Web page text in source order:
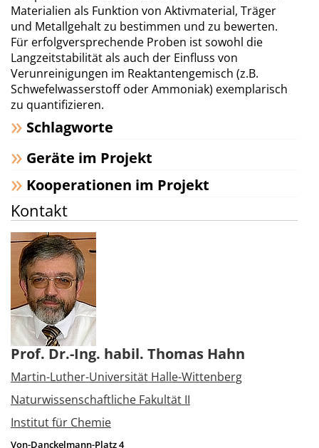
Materialien als Funktion von Aktivmaterial, Träger
und Metallgehalt zu bestimmen und zu bewerten.
Für erfolgversprechende Proben ist sowohl die
Langzeitstabilität als auch der Einfluss von
Verunreinigungen im Reaktantengemisch (z.B.
Schwefelwasserstoff oder Ammoniak) exemplarisch
zu quantifizieren.
Schlagworte
Geräte im Projekt
Kooperationen im Projekt
Kontakt
Prof. Dr.-Ing. habil. Thomas Hahn
Martin-Luther-Universität Halle-Wittenberg
Naturwissenschaftliche Fakultät II
Institut für Chemie
Von-Danckelmann-Platz 4